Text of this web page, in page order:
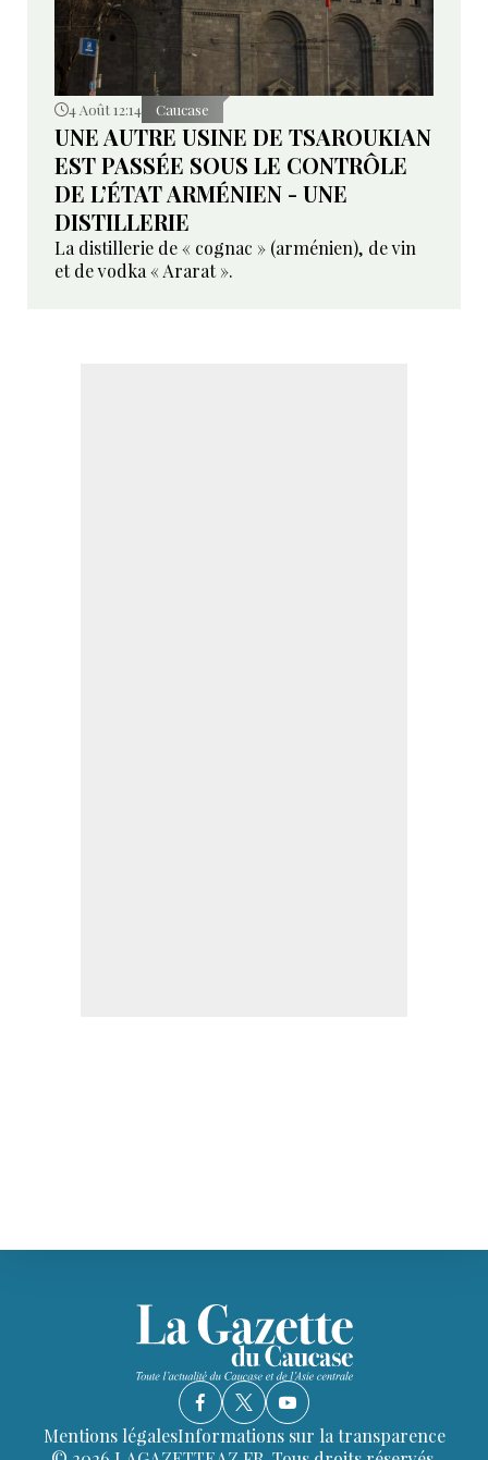
4 Août 12:14 Caucase
UNE AUTRE USINE DE TSAROUKIAN
EST PASSÉE SOUS LE CONTRÔLE
DE L’ÉTAT ARMÉNIEN - UNE
DISTILLERIE
La distillerie de « cognac » (arménien), de vin
et de vodka « Ararat ».
Mentions légalesInformations sur la transparence